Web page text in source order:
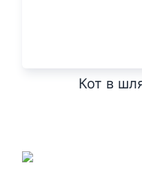
Кот в